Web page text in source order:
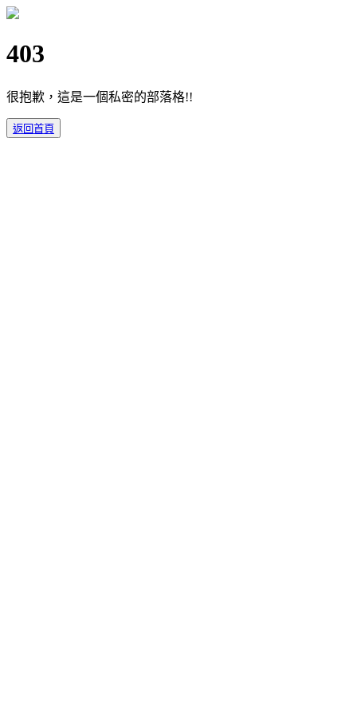
403
很抱歉，這是一個私密的部落格!!
返回首頁